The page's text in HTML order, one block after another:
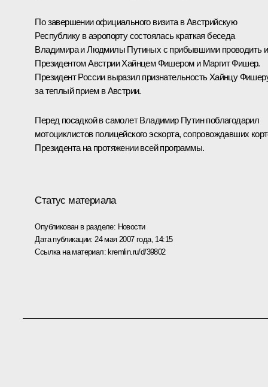
По завершении официального визита в Австрийскую
Республику в аэропорту состоялась краткая беседа
Владимира и Людмилы Путиных с прибывшими проводить
Президентом Австрии Хайнцем Фишером и Маргит Фишер.
Президент России выразил признательность Хайнцу
за теплый прием в Австрии.
Перед посадкой в самолет Владимир Путин поблагодарил
мотоциклистов полицейского эскорта, сопровождавших
Президента на протяжении всей программы.
Статус материала
Опубликован в разделе: Новости
Дата публикации: 24 мая 2007 года, 14:15
Ссылка на материал:kremlin.ru/d/39802